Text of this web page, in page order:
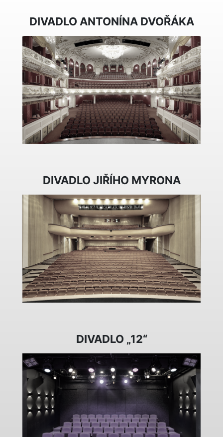
DIVADLO ANTONÍNA DVOŘÁKA
DIVADLO JIŘÍHO MYRONA
DIVADLO „12“